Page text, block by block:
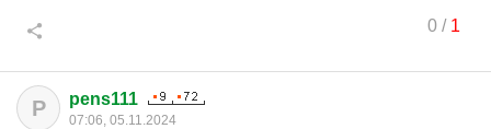
0/ 1
P pens111
07:06, 05.11.2024